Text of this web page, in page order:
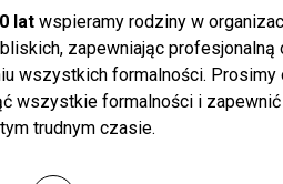
lat wspieramy rodziny w
zapewniając profesjonalną
wszystkich formalności. Prosimy
wszystkie formalności i
trudnym czasie.